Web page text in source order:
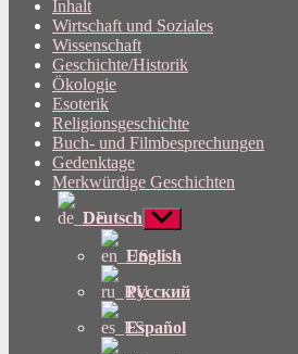
Inhalt
Wirtschaft und Soziales
Wissenschaft
Geschichte/Historik
Ökologie
Esoterik
Religionsgeschichte
Buch- und Filmbesprechungen
Gedenktage
Merkwürdige Geschichten
Deutsch Untermenü
anzeigen
English
Русский
Español